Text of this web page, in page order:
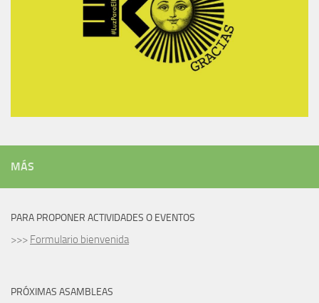
MÁS
PARA PROPONER ACTIVIDADES O EVENTOS
>>> Formulario bienvenida
PRÓXIMAS ASAMBLEAS